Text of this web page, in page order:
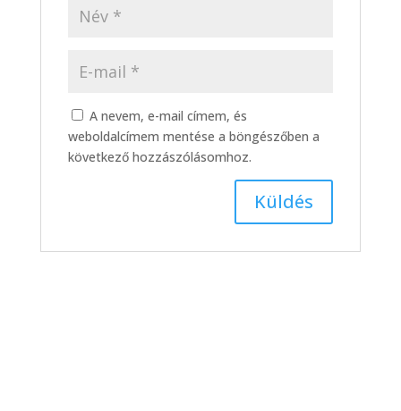
A nevem, e-mail címem, és
weboldalcímem mentése a böngészőben a
következő hozzászólásomhoz.